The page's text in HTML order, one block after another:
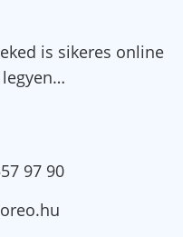
is sikeres online
97 90